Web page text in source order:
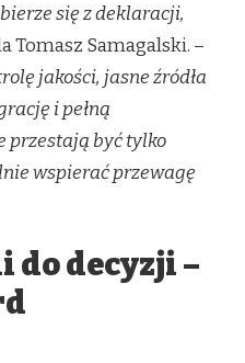
się z deklaracji,
Tomasz Samagalski. –
jakości, jasne źródła
i pełną
przestają być tylko
wspierać przewagę
do decyzji –